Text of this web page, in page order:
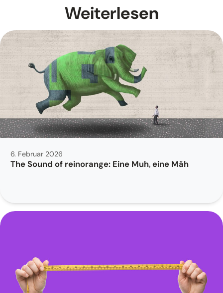
Weiterlesen
6. Februar 2026
The Sound of reinorange: Eine Muh, eine Mäh